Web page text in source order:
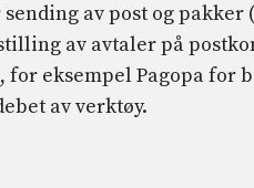
av post og pakker
av avtaler på
eksempel Pagopa for
av verktøy.